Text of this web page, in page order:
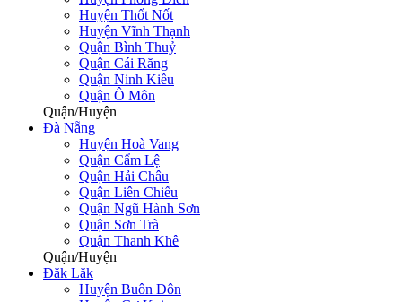
Huỵện Thốt Nốt
Huyện Vĩnh Thạnh
Quận Bình Thuỷ
Quận Cái Răng
Quận Ninh Kiều
Quận Ô Môn
Quận/Huyện
Đà Nẵng
Huyện Hoà Vang
Quận Cẩm Lệ
Quận Hải Châu
Quận Liên Chiểu
Quận Ngũ Hành Sơn
Quận Sơn Trà
Quận Thanh Khê
Quận/Huyện
Đăk Lăk
Huyện Buôn Đôn